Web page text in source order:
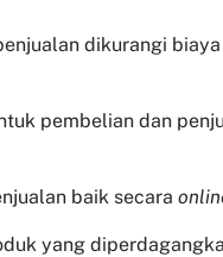
dikurangi
pembelian dan
baik secara
yang